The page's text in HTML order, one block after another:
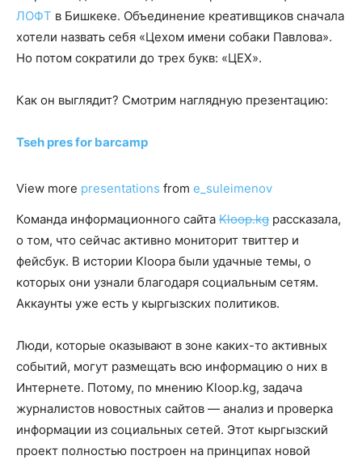
ЛОФТ в Бишкеке. Объединение креативщиков сначала
хотели назвать себя «Цехом имени собаки Павлова».
Но потом сократили до трех букв: «ЦЕХ».
Как он выглядит? Смотрим наглядную презентацию:
Tseh pres for barcamp
View more presentations from e_suleimenov
Команда информационного сайта Kloop.kg рассказала,
о том, что сейчас активно мониторит твиттер и
фейсбук. В истории Kloоpa были удачные темы, о
которых они узнали благодаря социальным сетям.
Аккаунты уже есть у кыргызских политиков.
Люди, которые оказывают в зоне каких-то активных
событий, могут размещать всю информацию о них в
Интернете. Потому, по мнению Kloop.kg, задача
журналистов новостных сайтов — анализ и проверка
информации из социальных сетей. Этот кыргызский
проект полностью построен на принципах новой